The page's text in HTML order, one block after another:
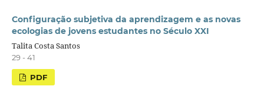
Configuração subjetiva da aprendizagem e as novas
ecologias de jovens estudantes no Século XXI
Talita Costa Santos
29 - 41
PDF